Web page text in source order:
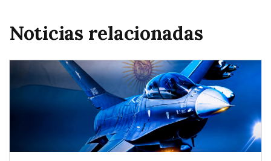
Noticias relacionadas